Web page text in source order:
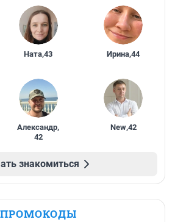
Ната,43 Ирина,44
Александр,
42
New,42
знакомиться
ПРОМОКОДЫ